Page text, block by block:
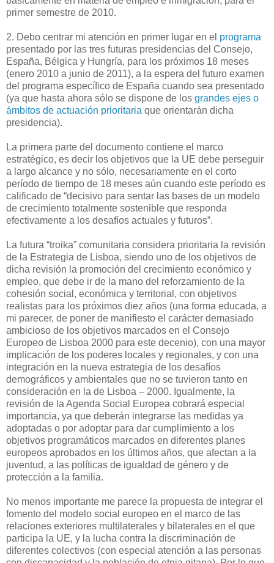
primer semestre de 2010.
2. Debo centrar mi atención en primer lugar en el programa
presentado por las tres futuras presidencias del Consejo,
España, Bélgica y Hungría, para los próximos 18 meses
(enero 2010 a junio de 2011), a la espera del futuro examen
del programa específico de España cuando sea presentado
(ya que hasta ahora sólo se dispone de los grandes ejes o
ámbitos de actuación prioritaria que orientarán dicha
presidencia).
La primera parte del documento contiene el marco
estratégico, es decir los objetivos que la UE debe perseguir
a largo alcance y no sólo, necesariamente en el corto
período de tiempo de 18 meses aún cuando este período es
calificado de “decisivo para sentar las bases de un modelo
de crecimiento totalmente sostenible que responda
efectivamente a los desafíos actuales y futuros”.
La futura “troika” comunitaria considera prioritaria la revisión
de la Estrategia de Lisboa, siendo uno de los objetivos de
dicha revisión la promoción del crecimiento económico y
empleo, que debe ir de la mano del reforzamiento de la
cohesión social, económica y territorial, con objetivos
realistas para los próximos diez años (una forma educada, a
mi parecer, de poner de manifiesto el carácter demasiado
ambicioso de los objetivos marcados en el Consejo
Europeo de Lisboa 2000 para este decenio), con una mayor
implicación de los poderes locales y regionales, y con una
integración en la nueva estrategia de los desafíos
demográficos y ambientales que no se tuvieron tanto en
consideración en la de Lisboa – 2000. Igualmente, la
revisión de la Agenda Social Europea cobrará especial
importancia, ya que deberán integrarse las medidas ya
adoptadas o por adoptar para dar cumplimiento a los
objetivos programáticos marcados en diferentes planes
europeos aprobados en los últimos años, que afectan a la
juventud, a las políticas de igualdad de género y de
protección a la familia.
No menos importante me parece la propuesta de integrar el
fomento del modelo social europeo en el marco de las
relaciones exteriores multilaterales y bilaterales en el que
participa la UE, y la lucha contra la discriminación de
diferentes colectivos (con especial atención a las personas